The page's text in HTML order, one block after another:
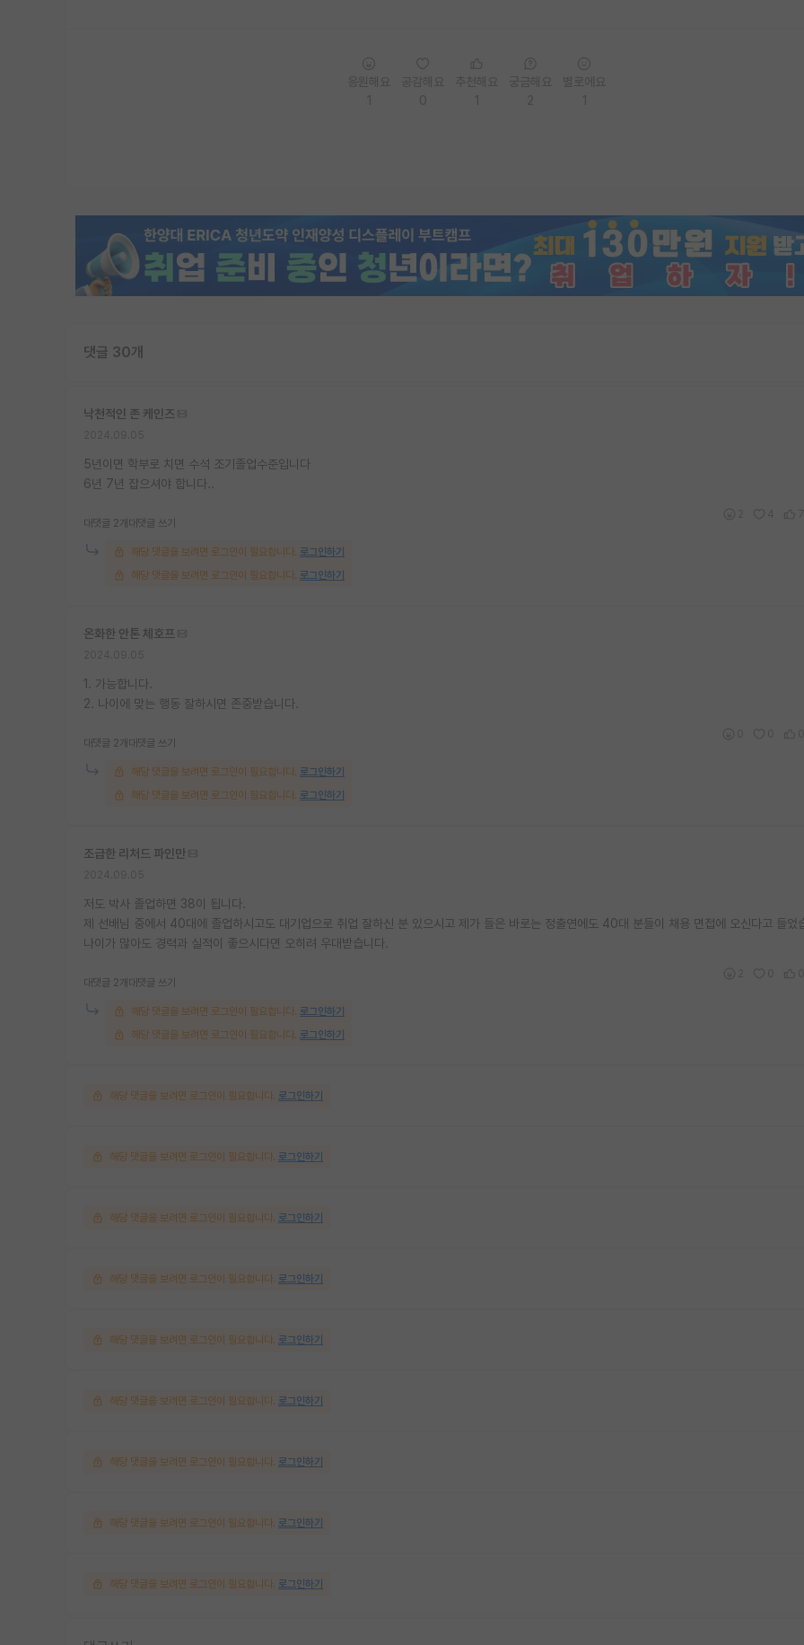
댓글 30개
낙천적인 존 케인즈
5년이면 학부로 치면 수석 조기졸업수준입니다
6년 7년 잡으셔야 합니다..
대댓글 2개 대댓글 쓰기
해당 댓글을 보려면 로그인이 필요합니다. 로그인하기
해당 댓글을 보려면 로그인이 필요합니다. 로그인하기
온화한 안톤 체호프
1. 가능합니다.
2. 나이에 맞는 행동 잘하시면 존중받습니다.
대댓글 2개 대댓글 쓰기
해당 댓글을 보려면 로그인이 필요합니다. 로그인하기
해당 댓글을 보려면 로그인이 필요합니다. 로그인하기
조급한 리처드 파인만
저도 박사 졸업하면 38이 됩니다.
제 선배님 중에서 40대에 졸업하시고도 대기업으로 취업 잘하신 분 있으시고 제가 들은 바로는 정출연에도 40대 분들이 채용 면접에 오신다고 들었
나이가 많아도 경력과 실적이 좋으시다면 오히려 우대받습니다.
대댓글 2개 대댓글 쓰기
해당 댓글을 보려면 로그인이 필요합니다. 로그인하기
해당 댓글을 보려면 로그인이 필요합니다. 로그인하기
해당 댓글을 보려면 로그인이 필요합니다. 로그인하기
해당 댓글을 보려면 로그인이 필요합니다. 로그인하기
해당 댓글을 보려면 로그인이 필요합니다. 로그인하기
해당 댓글을 보려면 로그인이 필요합니다. 로그인하기
해당 댓글을 보려면 로그인이 필요합니다. 로그인하기
해당 댓글을 보려면 로그인이 필요합니다. 로그인하기
해당 댓글을 보려면 로그인이 필요합니다. 로그인하기
해당 댓글을 보려면 로그인이 필요합니다. 로그인하기
해당 댓글을 보려면 로그인이 필요합니다. 로그인하기